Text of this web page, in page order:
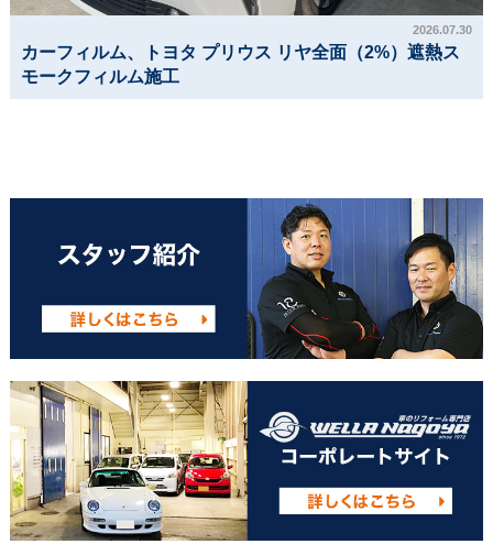
2026.07.30
カーフィルム、トヨタ プリウス リヤ全面（2%）遮熱ス
モークフィルム施工